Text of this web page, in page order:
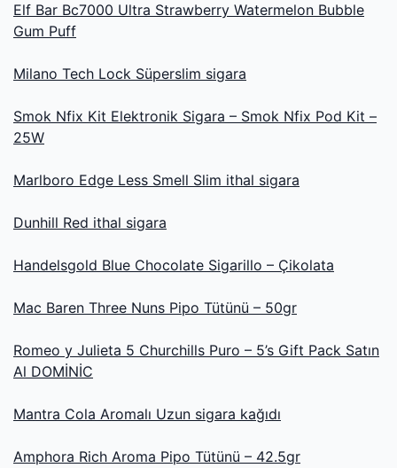
Elf Bar Bc7000 Ultra Strawberry Watermelon Bubble
Gum Puff
Milano Tech Lock Süperslim sigara
Smok Nfix Kit Elektronik Sigara – Smok Nfix Pod Kit –
25W
Marlboro Edge Less Smell Slim ithal sigara
Dunhill Red ithal sigara
Handelsgold Blue Chocolate Sigarillo – Çikolata
Mac Baren Three Nuns Pipo Tütünü – 50gr
Romeo y Julieta 5 Churchills Puro – 5’s Gift Pack Satın
Al DOMİNİC
Mantra Cola Aromalı Uzun sigara kağıdı
Amphora Rich Aroma Pipo Tütünü – 42.5gr